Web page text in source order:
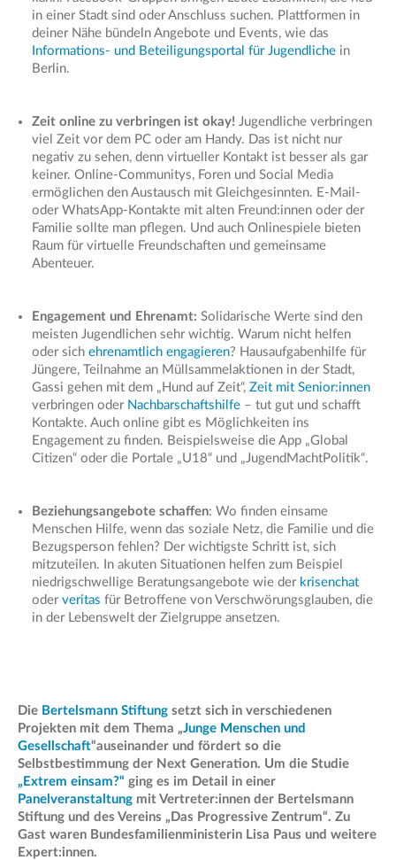
in einer Stadt sind oder Anschluss suchen. Plattformen in
deiner Nähe bündeln Angebote und Events, wie das
Informations- und Beteiligungsportal für Jugendliche in
Berlin.
Zeit online zu verbringen ist okay! Jugendliche verbringen
viel Zeit vor dem PC oder am Handy. Das ist nicht nur
negativ zu sehen, denn virtueller Kontakt ist besser als gar
keiner. Online-Communitys, Foren und Social Media
ermöglichen den Austausch mit Gleichgesinnten. E-Mail-
oder WhatsApp-Kontakte mit alten Freund:innen oder der
Familie sollte man pflegen. Und auch Onlinespiele bieten
Raum für virtuelle Freundschaften und gemeinsame
Abenteuer.
Engagement und Ehrenamt: Solidarische Werte sind den
meisten Jugendlichen sehr wichtig. Warum nicht helfen
oder sich ehrenamtlich engagieren? Hausaufgabenhilfe für
Jüngere, Teilnahme an Müllsammelaktionen in der Stadt,
Gassi gehen mit dem „Hund auf Zeit“, Zeit mit Senior:innen
verbringen oder Nachbarschaftshilfe – tut gut und schafft
Kontakte. Auch online gibt es Möglichkeiten ins
Engagement zu finden. Beispielsweise die App „Global
Citizen“ oder die Portale „U18“ und „JugendMachtPolitik“.
Beziehungsangebote schaffen: Wo finden einsame
Menschen Hilfe, wenn das soziale Netz, die Familie und die
Bezugsperson fehlen? Der wichtigste Schritt ist, sich
mitzuteilen. In akuten Situationen helfen zum Beispiel
niedrigschwellige Beratungsangebote wie der krisenchat
oder veritas für Betroffene von Verschwörungsglauben, die
in der Lebenswelt der Zielgruppe ansetzen.
Die Bertelsmann Stiftung setzt sich in verschiedenen
Projekten mit dem Thema „Junge Menschen und
Gesellschaft“auseinander und fördert so die
Selbstbestimmung der Next Generation. Um die Studie
„Extrem einsam?“ ging es im Detail in einer
Panelveranstaltung mit Vertreter:innen der Bertelsmann
Stiftung und des Vereins „Das Progressive Zentrum“. Zu
Gast waren Bundesfamilienministerin Lisa Paus und weitere
Expert:innen.